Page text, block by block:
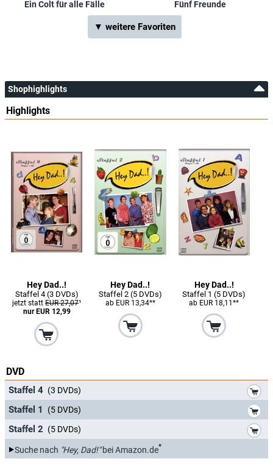
Ein Colt für alle Fälle Fünf Freunde
▼ weitere Favoriten
Shophighlights
Highlights
Hey Dad..!
Staffel 4 (3 DVDs)
jetzt stattEUR 27,07¹
nur EUR 12,99
Hey Dad..!
Staffel 2 (5 DVDs)
ab EUR 13,34**
Hey Dad..!
Staffel 1 (5 DVDs)
ab EUR 18,11**
DVD
Staffel 4 (3 DVDs)
Staffel 1 (5 DVDs)
Staffel 2 (5 DVDs)
Suche nach "Hey, Dad!"bei Amazon.de*